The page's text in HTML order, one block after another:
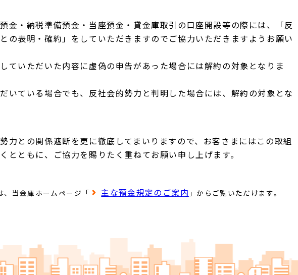
金・納税準備預金・当座預金・貸金庫取引の口座開設等の際には、「反
の表明・確約」をしていただきますのでご協力いただきますようお願い
ていただいた内容に虚偽の申告があった場合には解約の対象となりま
いている場合でも、反社会的勢力と判明した場合には、解約の対象とな
力との関係遮断を更に徹底してまいりますので、お客さまにはこの取組
とともに、ご協力を賜りたく重ねてお願い申し上げます。
当金庫ホームページ「 主な預金規定のご案内 」からご覧いただけます。